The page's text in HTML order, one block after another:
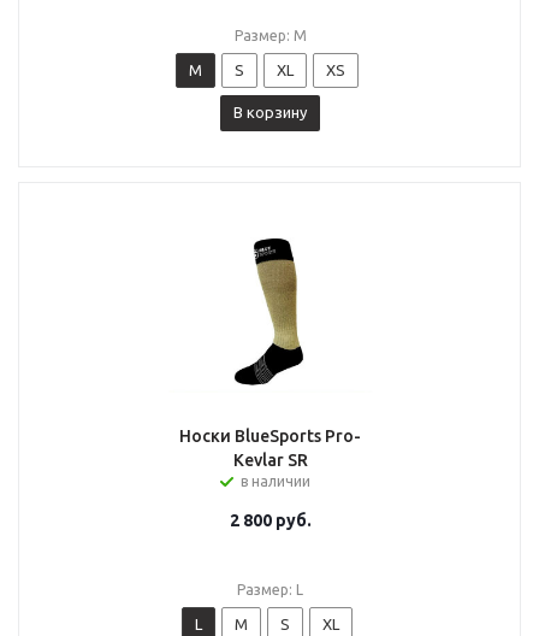
Размер: M
M S XL XS
В корзину
Носки BlueSports Pro-
Kevlar SR
в наличии
2 800руб.
Размер: L
L M S XL